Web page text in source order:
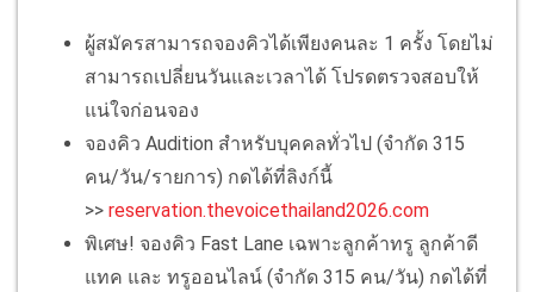
ผู้สมัครสามารถจองคิวได้เพียงคนละ 1 ครั้ง โดยไม่
สามารถเปลี่ยนวันและเวลาได้ โปรดตรวจสอบให้
แน่ใจก่อนจอง
จองคิว Audition สำหรับบุคคลทั่วไป (จำกัด 315
คน/วัน/รายการ) กดได้ที่ลิงก์นี้
>> reservation.thevoicethailand2026.com
พิเศษ! จองคิว Fast Lane เฉพาะลูกค้าทรู ลูกค้าดี
แทค และ ทรูออนไลน์ (จำกัด 315 คน/วัน) กดได้ที่